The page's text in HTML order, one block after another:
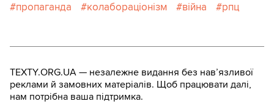
пропаганда колабораціонізм війна рпц
TEXTY.ORG.UA — незалежне видання без навʼязливої
реклами й замовних матеріалів. Щоб працювати далі,
нам потрібна ваша підтримка.